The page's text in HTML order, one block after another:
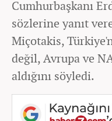
Cumhurbaşkanı
sözlerine yanıt
Miçotakis,
değil, Avrupa ve
aldığını söyledi.